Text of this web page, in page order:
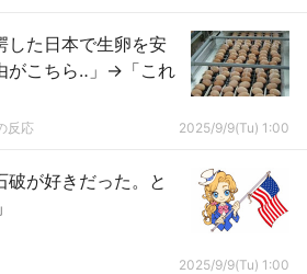
した日本で生卵を安
がこちら‥」→「これ
反応 2025/9/9(Tu) 1:00
破が好きだった。と
2025/9/9(Tu) 1:00